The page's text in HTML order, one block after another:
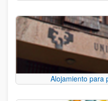
Alojamiento para